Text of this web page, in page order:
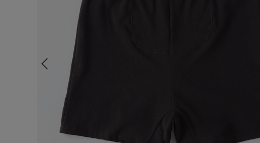
メンズ
キッズ
マタニティ
SALE